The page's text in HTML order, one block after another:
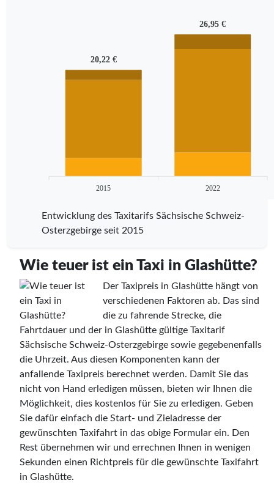
20,22 €
26,95 €
2015 2022
Entwicklung des Taxitarifs Sächsische Schweiz-
Osterzgebirge seit 2015
Wie teuer ist ein Taxi in Glashütte?
Der Taxipreis in Glashütte hängt von
verschiedenen Faktoren ab. Das sind
die zu fahrende Strecke, die
Fahrtdauer und der in Glashütte gültige Taxitarif
Sächsische Schweiz-Osterzgebirge sowie gegebenenfalls
die Uhrzeit. Aus diesen Komponenten kann der
anfallende Taxipreis berechnet werden. Damit Sie das
nicht von Hand erledigen müssen, bieten wir Ihnen die
Möglichkeit, dies kostenlos für Sie zu erledigen. Geben
Sie dafür einfach die Start- und Zieladresse der
gewünschten Taxifahrt in das obige Formular ein. Den
Rest übernehmen wir und errechnen Ihnen in wenigen
Sekunden einen Richtpreis für die gewünschte Taxifahrt
in Glashütte.